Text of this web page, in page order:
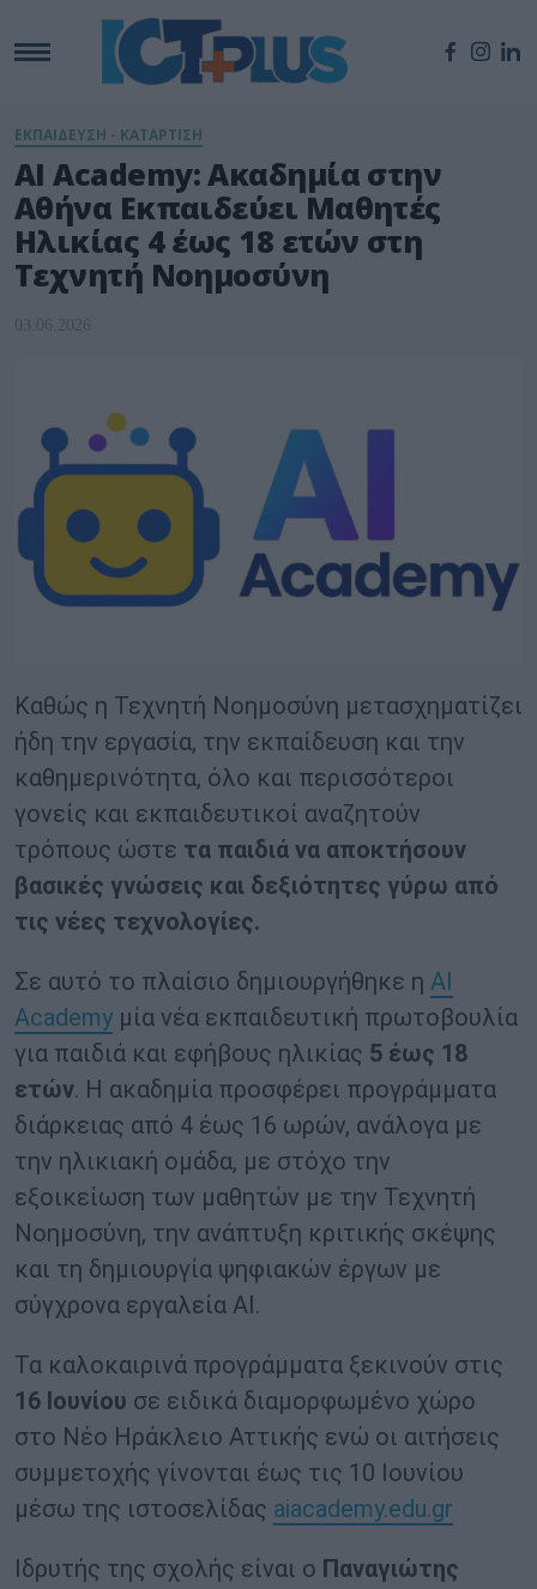
ΕΚΠΑΙΔΕΥΣΗ - ΚΑΤΑΡΤΙΣΗ
AI Academy: Ακαδημία στην
Αθήνα Εκπαιδεύει Μαθητές
Ηλικίας 4 έως 18 ετών στη
Τεχνητή Νοημοσύνη
03.06.2026
Καθώς η Τεχνητή Νοημοσύνη μετασχηματίζει
ήδη την εργασία, την εκπαίδευση και την
καθημερινότητα, όλο και περισσότεροι
γονείς και εκπαιδευτικοί αναζητούν
τρόπους ώστε τα παιδιά να αποκτήσουν
βασικές γνώσεις και δεξιότητες γύρω από
τις νέες τεχνολογίες.
Σε αυτό το πλαίσιο δημιουργήθηκε η AI
Academy μία νέα εκπαιδευτική πρωτοβουλία
για παιδιά και εφήβους ηλικίας 5 έως 18
ετών. Η ακαδημία προσφέρει προγράμματα
διάρκειας από 4 έως 16 ωρών, ανάλογα με
την ηλικιακή ομάδα, με στόχο την
εξοικείωση των μαθητών με την Τεχνητή
Νοημοσύνη, την ανάπτυξη κριτικής σκέψης
και τη δημιουργία ψηφιακών έργων με
σύγχρονα εργαλεία AI.
Τα καλοκαιρινά προγράμματα ξεκινούν στις
16 Ιουνίου σε ειδικά διαμορφωμένο χώρο
στο Νέο Ηράκλειο Αττικής ενώ οι αιτήσεις
συμμετοχής γίνονται έως τις 10 Ιουνίου
μέσω της ιστοσελίδας aiacademy.edu.gr
Ιδρυτής της σχολής είναι ο Παναγιώτης